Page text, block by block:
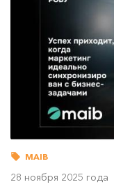
MAIB
28 ноября 2025 года